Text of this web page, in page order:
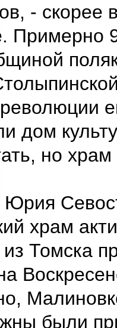
- скорее
Примерно
дом
но
храм
Томска
были